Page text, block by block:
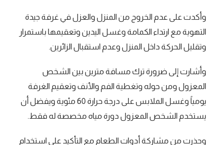
وأكدت على عدم الخروج من المنزل والعزل في غرفة جيدة
التهوية مع ارتداء الكمامة وغسل اليدين وتعقيمها باستمرار
وتقليل الحركة داخل المنزل وعدم استقبال الزائرين.
وأشارت إلى ضرورة ترك مسافة مترين بين الشخص
المعزول ومن حوله وتغطية الفم والأنف وتعقيم الغرفة
يومياً وغسل الملابس على درجة حرارة 60 مئوية ويفضل أن
يستخدم الشخص المعزول دورة مياه مخصصة له فقط.
وحذرت من مشاركة أدوات الطعام مع التأكيد على استخدام